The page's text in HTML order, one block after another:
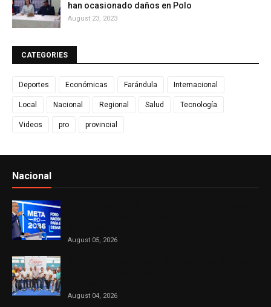
han ocasionado daños en Polo
August 23, 2023
CATEGORIES
Deportes Económicas Farándula Internacional
Local Nacional Regional Salud Tecnología
Videos pro provincial
Nacional
August 05, 2026
August 04, 2026